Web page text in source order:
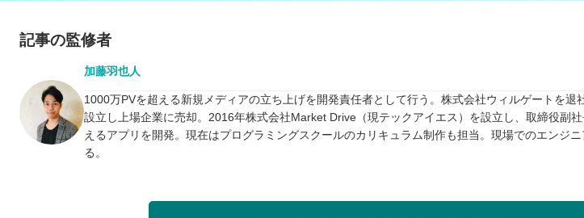
記事の監修者
加藤羽也人
1000万PVを超える新規メディアの立ち上げを開発責任者として行う。株式会社ウィルゲートを退
設立し上場企業に売却。2016年株式会社Market Drive（現テックアイエス）を設立し、取締役副
えるアプリを開発。現在はプログラミングスクールのカリキュラム制作も担当。現場でのエンジ
る。